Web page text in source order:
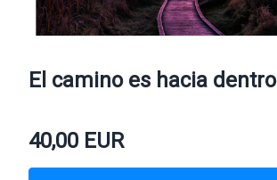
El camino es hacia dentro
40,00 EUR